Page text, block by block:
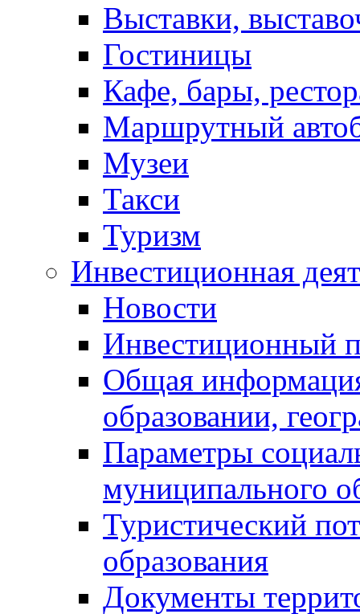
Выставки,
Гостиницы
Кафе, бары,
Маршрутный
Музеи
Такси
Туризм
Инвестиционная
Новости
Инвестиционный
Общая
образовании,
Параметры
муниципального
Туристический
образования
Документы